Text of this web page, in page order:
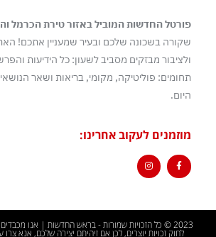
פורטל החדשות המוביל באזור טירת הכרמל
שקורה בשכונה שלכם ובעיר שמעניין אתכם!
ולציבור מבזקים מסביב לשעון: כל הידיעות
תחומים: פוליטיקה, מקומי, בריאות ושאר
היום.
מוזמנים לעקוב אחרינו:
לחוק זכויות יוצרים, לכן אם זיהיתם יצירה שלכם, אנא